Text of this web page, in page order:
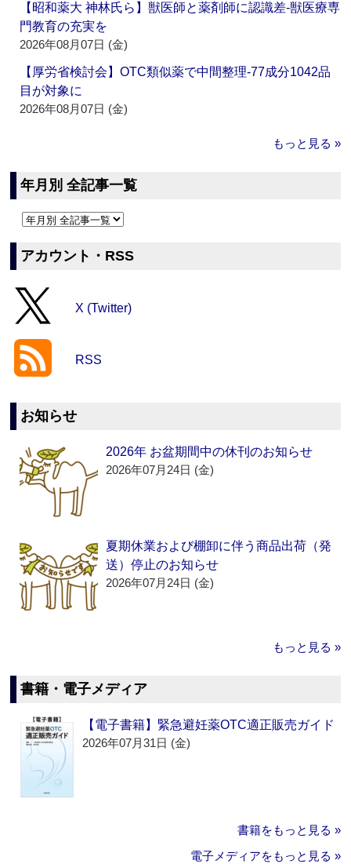
【昭和薬大 神林氏ら】獣医師と薬剤師に認識差‐獣医療専
門教育の充実を
2026年08月07日 (金)
【厚労省検討会】OTC類似薬で中間整理‐77成分1042品
目が対象に
2026年08月07日 (金)
もっと見る »
年月別 全記事一覧
アカウント・RSS
X (Twitter)
RSS
お知らせ
2026年 お盆期間中の休刊のお知らせ
2026年07月24日 (金)
夏期休業および棚卸に伴う商品出荷（発
送）停止のお知らせ
2026年07月24日 (金)
もっと見る »
書籍・電子メディア
【電子書籍】緊急避妊薬OTC適正販売ガイド
2026年07月31日 (金)
書籍をもっと見る »
電子メディアをもっと見る »